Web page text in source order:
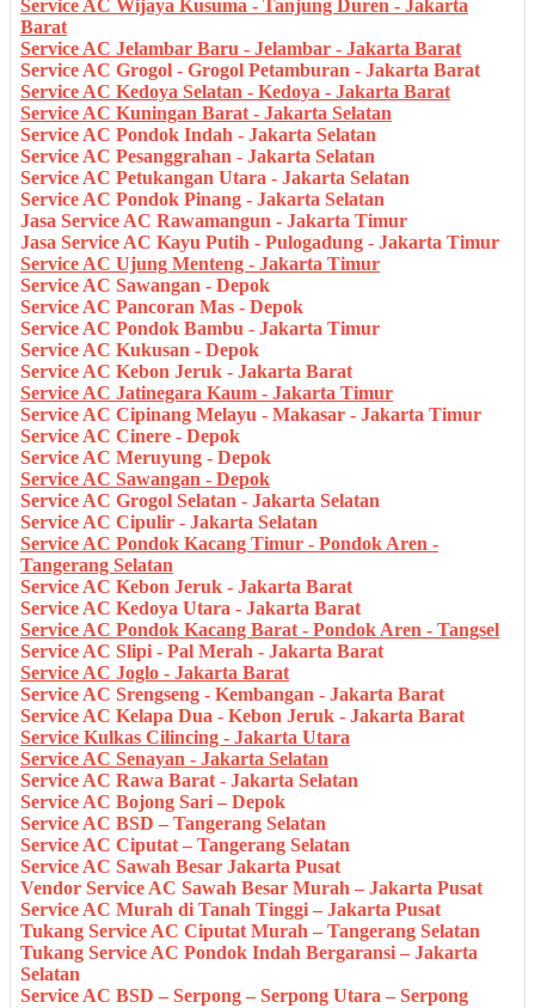
Service AC Wijaya Kusuma - Tanjung Duren - Jakarta
Barat
Service AC Jelambar Baru - Jelambar - Jakarta Barat
Service AC Grogol - Grogol Petamburan - Jakarta Barat
Service AC Kedoya Selatan - Kedoya - Jakarta Barat
Service AC Kuningan Barat - Jakarta Selatan
Service AC Pondok Indah - Jakarta Selatan
Service AC Pesanggrahan - Jakarta Selatan
Service AC Petukangan Utara - Jakarta Selatan
Service AC Pondok Pinang - Jakarta Selatan
Jasa Service AC Rawamangun - Jakarta Timur
Jasa Service AC Kayu Putih - Pulogadung - Jakarta Timur
Service AC Ujung Menteng - Jakarta Timur
Service AC Sawangan - Depok
Service AC Pancoran Mas - Depok
Service AC Pondok Bambu - Jakarta Timur
Service AC Kukusan - Depok
Service AC Kebon Jeruk - Jakarta Barat
Service AC Jatinegara Kaum - Jakarta Timur
Service AC Cipinang Melayu - Makasar - Jakarta Timur
Service AC Cinere - Depok
Service AC Meruyung - Depok
Service AC Sawangan - Depok
Service AC Grogol Selatan - Jakarta Selatan
Service AC Cipulir - Jakarta Selatan
Service AC Pondok Kacang Timur - Pondok Aren -
Tangerang Selatan
Service AC Kebon Jeruk - Jakarta Barat
Service AC Kedoya Utara - Jakarta Barat
Service AC Pondok Kacang Barat - Pondok Aren - Tangsel
Service AC Slipi - Pal Merah - Jakarta Barat
Service AC Joglo - Jakarta Barat
Service AC Srengseng - Kembangan - Jakarta Barat
Service AC Kelapa Dua - Kebon Jeruk - Jakarta Barat
Service Kulkas Cilincing - Jakarta Utara
Service AC Senayan - Jakarta Selatan
Service AC Rawa Barat - Jakarta Selatan
Service AC Bojong Sari – Depok
Service AC BSD – Tangerang Selatan
Service AC Ciputat – Tangerang Selatan
Service AC Sawah Besar Jakarta Pusat
Vendor Service AC Sawah Besar Murah – Jakarta Pusat
Service AC Murah di Tanah Tinggi – Jakarta Pusat
Tukang Service AC Ciputat Murah – Tangerang Selatan
Tukang Service AC Pondok Indah Bergaransi – Jakarta
Selatan
Service AC BSD – Serpong – Serpong Utara – Serpong